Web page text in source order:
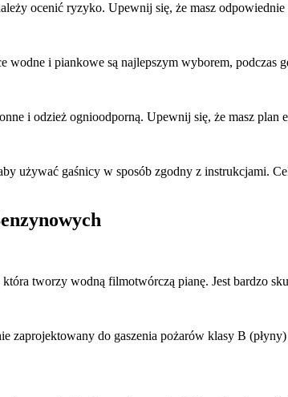
ocenić ryzyko. Upewnij się, że masz
i piankowe są najlepszym wyborem,
i odzież ognioodporną. Upewnij się, że masz
używać gaśnicy w sposób zgodny z instrukcjami.
tworzy wodną filmotwórczą pianę. Jest bardzo
do gaszenia pożarów klasy B